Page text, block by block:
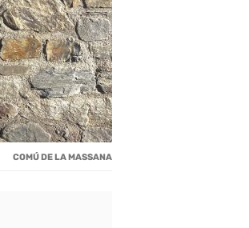
COMÚ DE LA MASSANA